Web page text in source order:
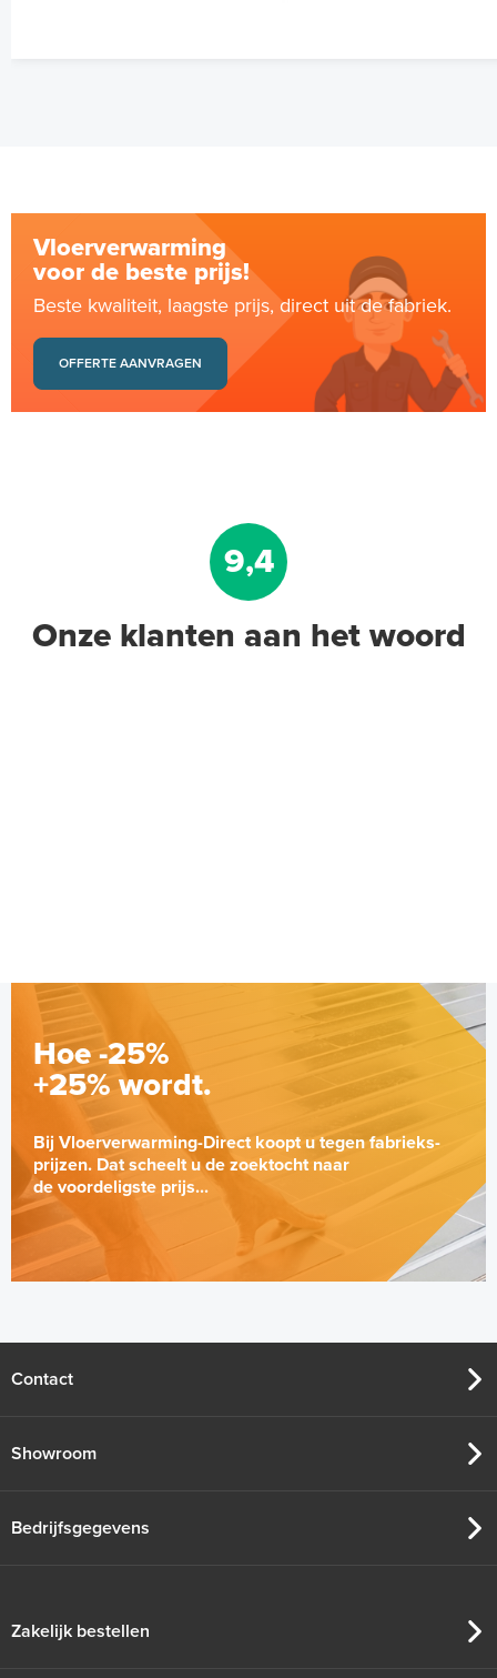
Vloerverwarming
voor de beste prijs!
Beste kwaliteit, laagste prijs, direct uit de fabriek.
OFFERTE AANVRAGEN
9,4
Onze klanten aan het woord
Hoe -25%
+25% wordt.
Bij Vloerverwarming-Direct koopt u tegen fabrieks-
prijzen. Dat scheelt u de zoektocht naar
de voordeligste prijs...
Contact
Showroom
Bedrijfsgegevens
Zakelijk bestellen